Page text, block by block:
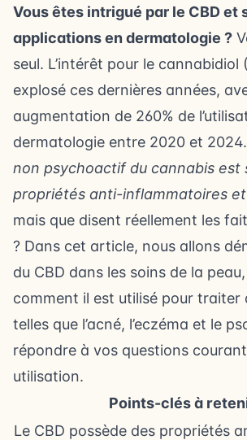
Vous êtes intrigué par le CBD et
applications en dermatologie ?
seul. L’intérêt pour le cannabidiol
explosé ces dernières années,
augmentation de 260% de
dermatologie entre 2020 et 2024.
non psychoactif du cannabis est
propriétés anti-inflammatoires
mais que disent réellement les
? Dans cet article, nous allons
du CBD dans les soins de la
comment il est utilisé pour traiter
telles que l’acné, l’eczéma et le
répondre à vos questions
utilisation.
Points-clés à
Le CBD possède des propriétés